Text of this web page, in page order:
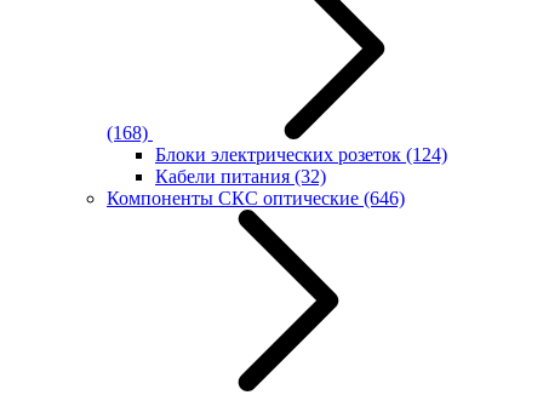
(168)
Блоки электрических розеток (124)
Кабели питания (32)
Компоненты СКС оптические (646)